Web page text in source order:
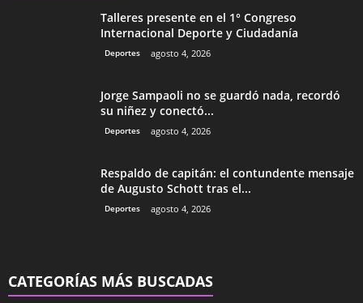
Talleres presente en el 1° Congreso
Internacional Deporte y Ciudadanía
Deportes agosto 4, 2026
Jorge Sampaoli no se guardó nada, recordó
su niñez y conectó...
Deportes agosto 4, 2026
Respaldo de capitán: el contundente mensaje
de Augusto Schott tras el...
Deportes agosto 4, 2026
CATEGORÍAS MÁS BUSCADAS